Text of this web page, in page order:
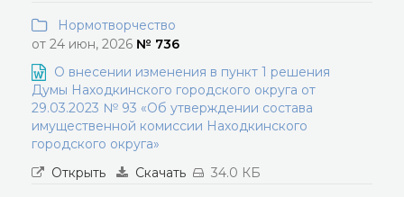
Нормотворчество
от 24 июн, 2026 № 736
О внесении изменения в пункт 1 решения
Думы Находкинского городского округа от
29.03.2023 № 93 «Об утверждении состава
имущественной комиссии Находкинского
городского округа»
Открыть
Скачать 34.0 КБ